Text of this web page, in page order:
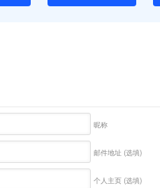
昵称
邮件地址 (选填)
个人主页 (选填)